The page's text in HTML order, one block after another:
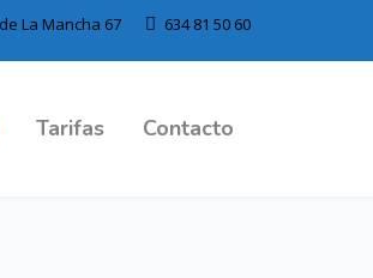
La Mancha 67 634 81 50 60
Tarifas Contacto